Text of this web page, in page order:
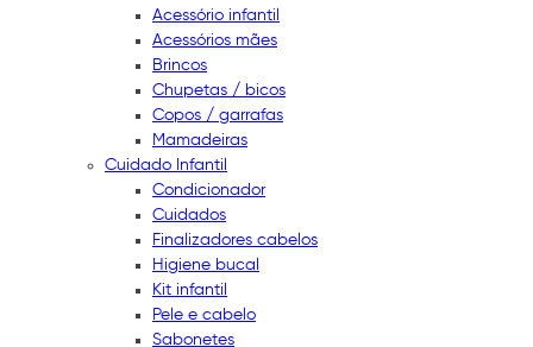
Acessório infantil
Acessórios mães
Brincos
Chupetas / bicos
Copos / garrafas
Mamadeiras
Cuidado Infantil
Condicionador
Cuidados
Finalizadores cabelos
Higiene bucal
Kit infantil
Pele e cabelo
Sabonetes